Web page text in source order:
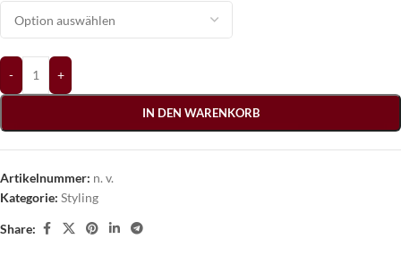
- +
IN DEN WARENKORB
Artikelnummer: n. v.
Kategorie: Styling
Share: